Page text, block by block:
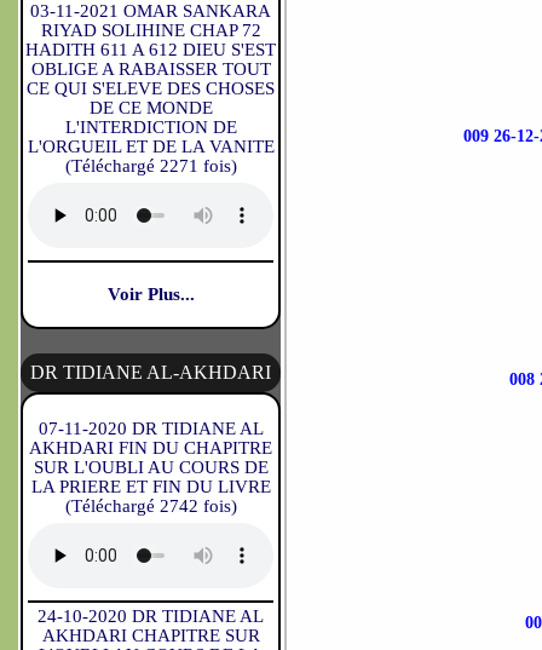
03-11-2021 OMAR SANKARA
RIYAD SOLIHINE CHAP 72
HADITH 611 A 612 DIEU S'EST
OBLIGE A RABAISSER TOUT
CE QUI S'ELEVE DES CHOSES
DE CE MONDE
L'INTERDICTION DE
L'ORGUEIL ET DE LA VANITE
(Téléchargé 2271 fois)
Voir Plus...
DR TIDIANE AL-AKHDARI
07-11-2020 DR TIDIANE AL
AKHDARI FIN DU CHAPITRE
SUR L'OUBLI AU COURS DE
LA PRIERE ET FIN DU LIVRE
(Téléchargé 2742 fois)
24-10-2020 DR TIDIANE AL
AKHDARI CHAPITRE SUR
009 26-
008